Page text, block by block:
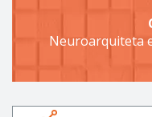
Neuroarquiteta